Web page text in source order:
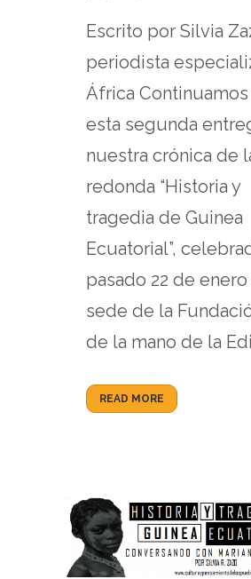
Escrito por Silvia
periodista
África Continuamos
esta segunda
nuestra crónica de
redonda “Historia y
tragedia de Guinea
Ecuatorial”,
pasado 22 de enero
sede de la
de la mano de la
READ MORE